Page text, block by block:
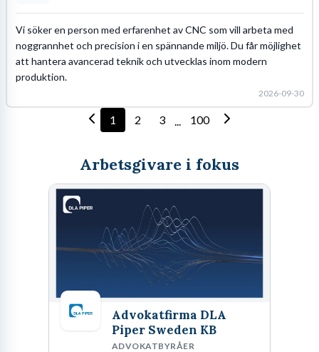
Vi söker en person med erfarenhet av CNC som vill arbeta med
noggrannhet och precision i en spännande miljö. Du får möjlighet
att hantera avancerad teknik och utvecklas inom modern
produktion.
2026-09-30
1 2 3 ... 100
Arbetsgivare i fokus
Advokatfirma DLA
Piper Sweden KB
ADVOKATBYRÅER